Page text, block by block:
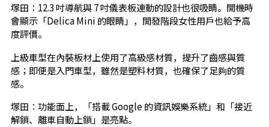
塚田：12.3 吋導航與 7 吋儀表板連動的設計也很吸睛。開機時
會顯示「Delica Mini 的眼睛」，開發階段女性用戶也給予高
度評價。
上級車型在內裝板材上使用了高級感材質，提升了齒感與質
感；即便是入門車型，雖然是塑料材質，也確保了足夠的質
感。
塚田：功能面上，「搭載 Google 的資訊娛樂系統」和「接近
解鎖、離車自動上鎖」是亮點。